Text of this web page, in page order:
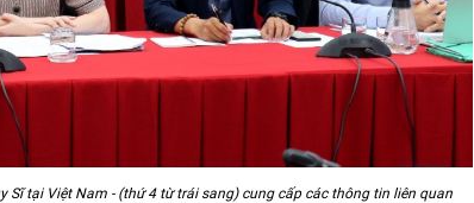
Sĩ tại Việt Nam - (thứ 4 từ trái sang) cung cấp các thông tin liên quan